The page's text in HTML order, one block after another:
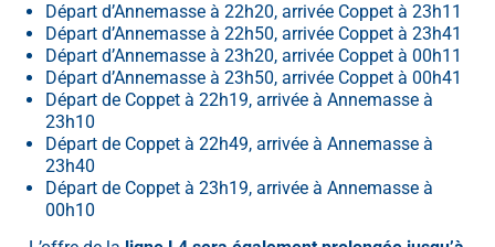
Départ d’Annemasse à 22h20, arrivée Coppet à 23h11
Départ d’Annemasse à 22h50, arrivée Coppet à 23h41
Départ d’Annemasse à 23h20, arrivée Coppet à 00h11
Départ d’Annemasse à 23h50, arrivée Coppet à 00h41
Départ de Coppet à 22h19, arrivée à Annemasse à
23h10
Départ de Coppet à 22h49, arrivée à Annemasse à
23h40
Départ de Coppet à 23h19, arrivée à Annemasse à
00h10